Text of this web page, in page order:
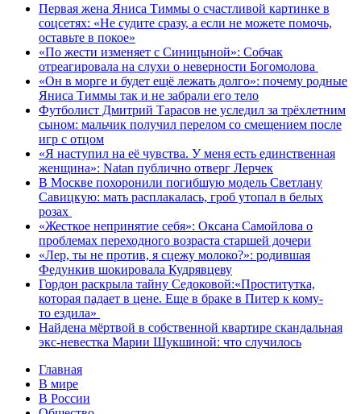
Первая жена Яниса Тиммы о счастливой картинке в
соцсетях: «Не судите сразу, а если не можете помочь,
оставьте в покое»
«По жести изменяет с Синицыной»: Собчак
отреагировала на слухи о неверности Богомолова
«Он в морге и будет ещё лежать долго»: почему родные
Яниса Тиммы так и не забрали его тело
Футболист Дмитрий Тарасов не уследил за трёхлетним
сыном: мальчик получил перелом со смещением после
игр с отцом
«Я наступил на её чувства. У меня есть единственная
женщина»: Natan публично отверг Лерчек
В Москве похоронили погибшую модель Светлану
Савицкую: мать расплакалась, гроб утопал в белых
розах
«Жесткое непринятие себя»: Оксана Самойлова о
проблемах переходного возраста старшей дочери
«Лер, ты не против, я сцежу молоко?»: родившая
Федункив шокировала Кудрявцеву
Гордон раскрыла тайну Седоковой:«Проститутка,
которая падает в цене. Еще в браке в Питер к кому-
то ездила»
Найдена мёртвой в собственной квартире скандальная
экс-невестка Марии Шукшиной: что случилось
Главная
В мире
В России